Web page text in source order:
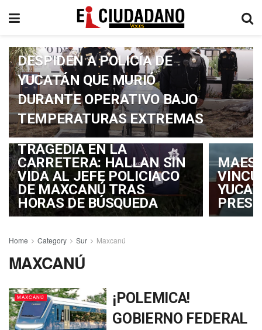
DESPIDEN A POLICÍA DE
YUCATÁN QUE MURIÓ
DURANTE OPERATIVO BAJO
TEMPERATURAS EXTREMAS
TRAGEDIA EN LA
CARRETERA: HALLAN SIN
VIDA AL JEFE POLICIACO
DE MAXCANÚ TRAS
HORAS DE BÚSQUEDA
Home Category Sur Maxcanú
MAXCANÚ
MAXCANÚ
¡POLEMICA!
GOBIERNO FEDERAL